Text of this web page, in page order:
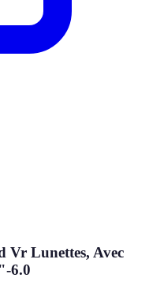
Vr Lunettes, Avec
6.0